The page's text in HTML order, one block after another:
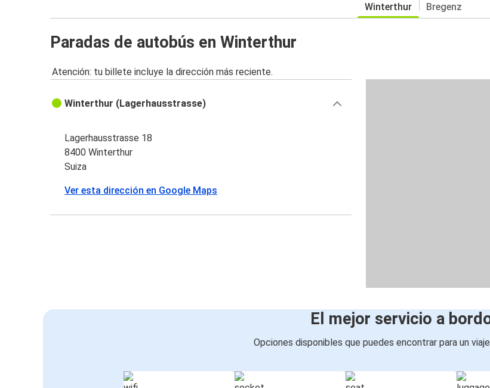
Winterthur Bregenz
Paradas de autobús en Winterthur
Atención: tu billete incluye la dirección más reciente.
Winterthur (Lagerhausstrasse)
Lagerhausstrasse 18
8400 Winterthur
Suiza
Ver esta dirección en Google Maps
El mejor servicio a
Opciones disponibles que puedes encontrar para un